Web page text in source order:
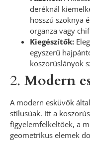
deréknál
hosszú szoknya
organza vagy
Kiegészítők:
egyszerű
koszorúslányok
2. Modern
A modern esküvők
stílusúak. Itt a
figyelemfelkeltőek, a
geometrikus elemek